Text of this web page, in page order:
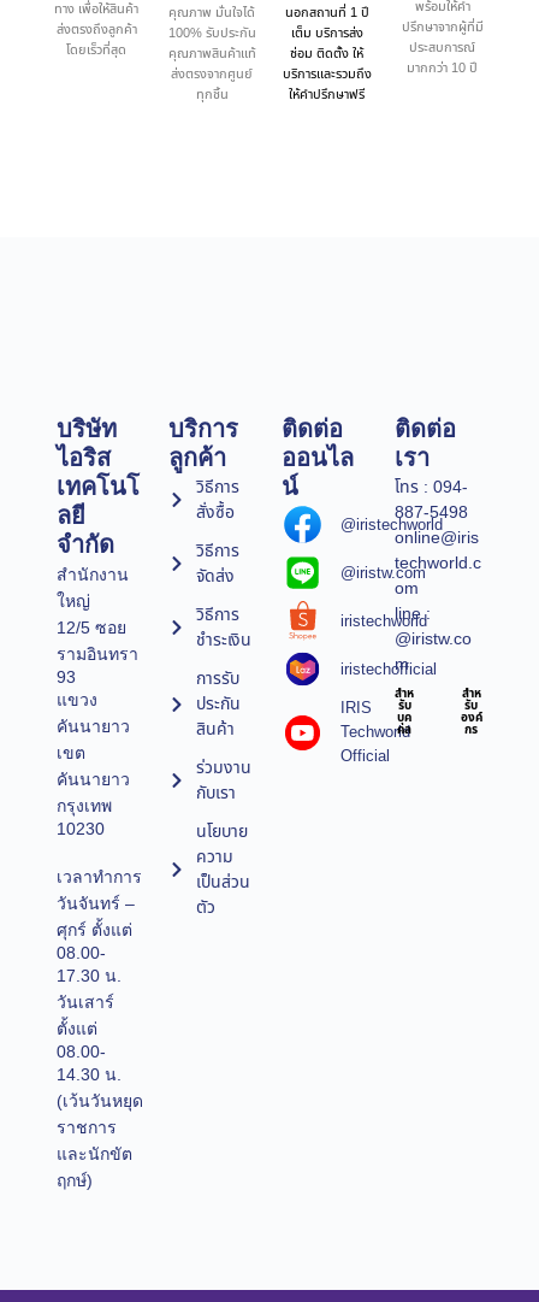
ทาง เพื่อให้สินค้า
ส่งตรงถึงลูกค้า
โดยเร็วที่สุด
คุณภาพ มั่นใจได้
100% รับประกัน
คุณภาพสินค้าแท้
ส่งตรงจากศูนย์
ทุกชิ้น
นอกสถานที่ 1 ปี
เต็ม บริการส่ง
ซ่อม ติดตั้ง ให้
บริการและรวมถึง
ให้คำปรึกษาฟรี
พร้อมให้คำ
ปรึกษาจากผู้ที่มี
ประสบการณ์
มากกว่า 10 ปี
บริษัท
ไอริส
เทคโนโ
ลยี
จำกัด
สำนักงาน
ใหญ่
12/5 ซอย
รามอินทรา
93
แขวง
คันนายาว
เขต
คันนายาว
กรุงเทพ
10230
เวลาทำการ
วันจันทร์ –
ศุกร์ ตั้งแต่
08.00-
17.30 น.
วันเสาร์
ตั้งแต่
08.00-
14.30 น.
(เว้นวันหยุด
ราชการ
และนักขัต
ฤกษ์)
บริการ
ลูกค้า
วิธีการ
สั่งซื้อ
วิธีการ
จัดส่ง
วิธีการ
ชำระเงิน
การรับ
ประกัน
สินค้า
ร่วมงาน
กับเรา
นโยบาย
ความ
เป็นส่วน
ตัว
ติดต่อ
ออนไล
น์
@iristechworld
@iristw.com
iristechworld
iristechofficial
IRIS
Techworld
Official
ติดต่อ
เรา
โทร : 094-
887-5498
online@iris
techworld.c
om
line :
@iristw.co
m
สำห
รับ
บุค
คล
สำห
รับ
องค์
กร